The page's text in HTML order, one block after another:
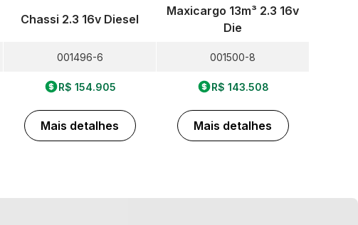
Chassi 2.3 16v Diesel
001496-6
R$ 154.905
Mais detalhes
Maxicargo 13m³ 2.3 16v
Die
001500-8
R$ 143.508
Mais detalhes